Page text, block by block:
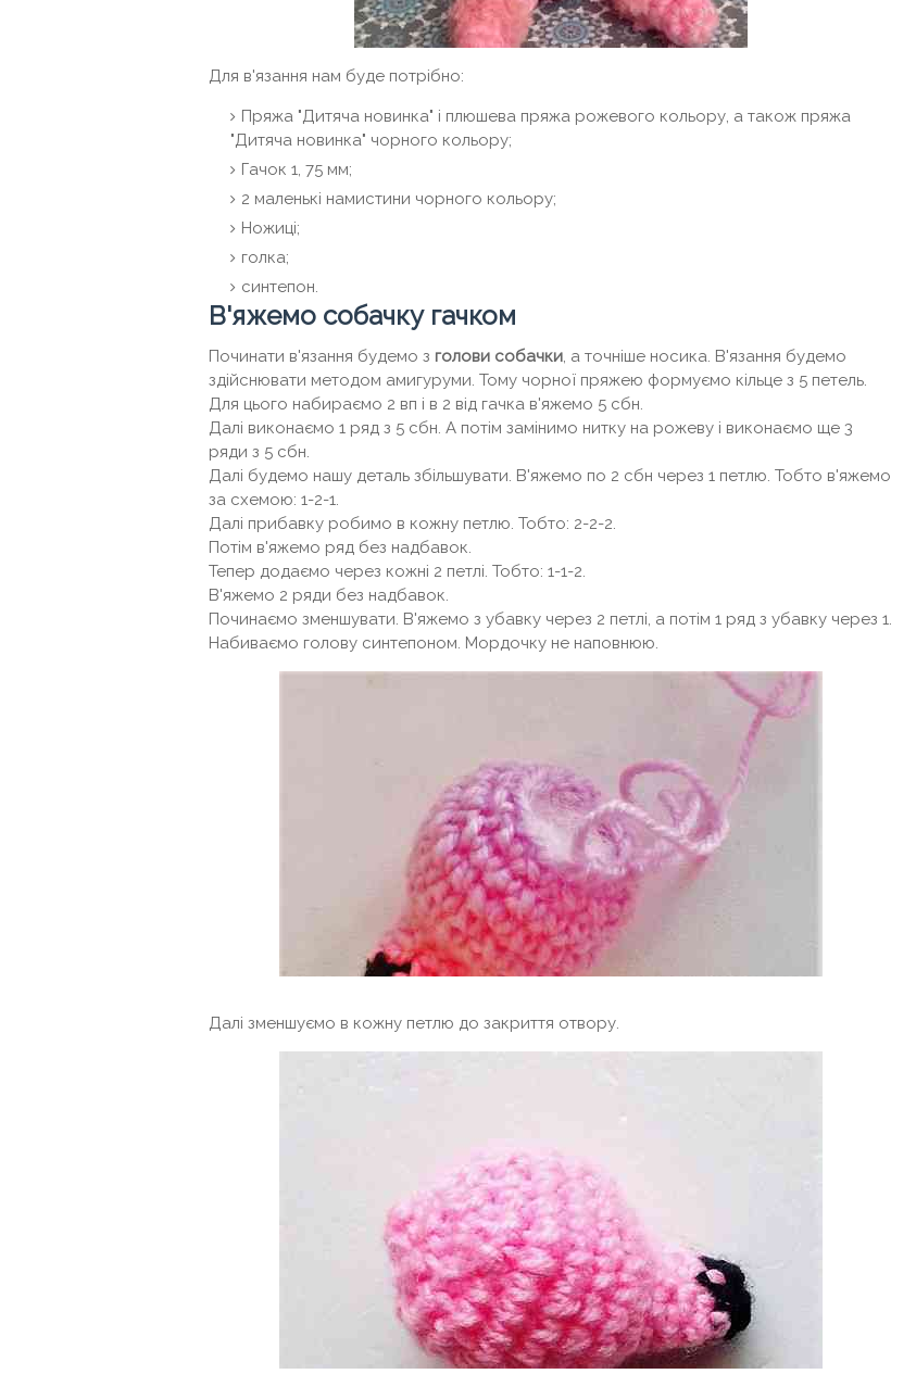
Для в'язання нам буде потрібно:
Пряжа "Дитяча новинка" і плюшева пряжа рожевого кольору, а також пряжа
"Дитяча новинка" чорного кольору;
Гачок 1, 75 мм;
2 маленькі намистини чорного кольору;
Ножиці;
голка;
синтепон.
В'яжемо собачку гачком
Починати в'язання будемо з голови собачки, а точніше носика. В'язання будемо
здійснювати методом амигуруми. Тому чорної пряжею формуємо кільце з 5 петель.
Для цього набираємо 2 вп і в 2 від гачка в'яжемо 5 сбн.
Далі виконаємо 1 ряд з 5 сбн. А потім замінимо нитку на рожеву і виконаємо ще 3
ряди з 5 сбн.
Далі будемо нашу деталь збільшувати. В'яжемо по 2 сбн через 1 петлю. Тобто в'яжемо
за схемою: 1-2-1.
Далі прибавку робимо в кожну петлю. Тобто: 2-2-2.
Потім в'яжемо ряд без надбавок.
Тепер додаємо через кожні 2 петлі. Тобто: 1-1-2.
В'яжемо 2 ряди без надбавок.
Починаємо зменшувати. В'яжемо з убавку через 2 петлі, а потім 1 ряд з убавку через 1.
Набиваємо голову синтепоном. Мордочку не наповнюю.
Далі зменшуємо в кожну петлю до закриття отвору.